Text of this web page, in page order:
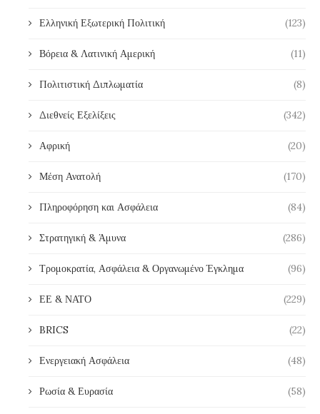
Ελληνική Εξωτερική Πολιτική (123)
Βόρεια & Λατινική Αμερική (11)
Πολιτιστική Διπλωματία (8)
Διεθνείς Εξελίξεις (342)
Αφρική (20)
Μέση Ανατολή (170)
Πληροφόρηση και Ασφάλεια (84)
Στρατηγική & Άμυνα (286)
Τρομοκρατία, Ασφάλεια & Οργανωμένο Έγκλημα (96)
ΕΕ & ΝΑΤΟ (229)
BRICS (22)
Ενεργειακή Ασφάλεια (48)
Ρωσία & Ευρασία (58)